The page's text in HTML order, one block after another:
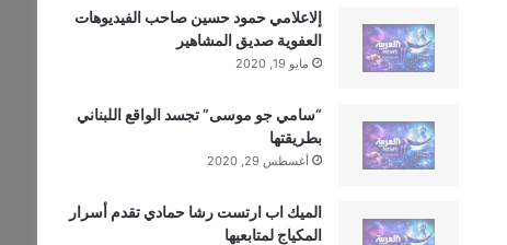
إلاعلامي حمود حسين صاحب الفيديوهات
العفوية صديق المشاهير
مايو 19, 2020
“سامي جو موسى” تجسد الواقع اللبناني
بطريقتها
أغسطس 29, 2020
الميك اب ارتست رشا حمادي تقدم أسرار
المكياج لمتابعيها